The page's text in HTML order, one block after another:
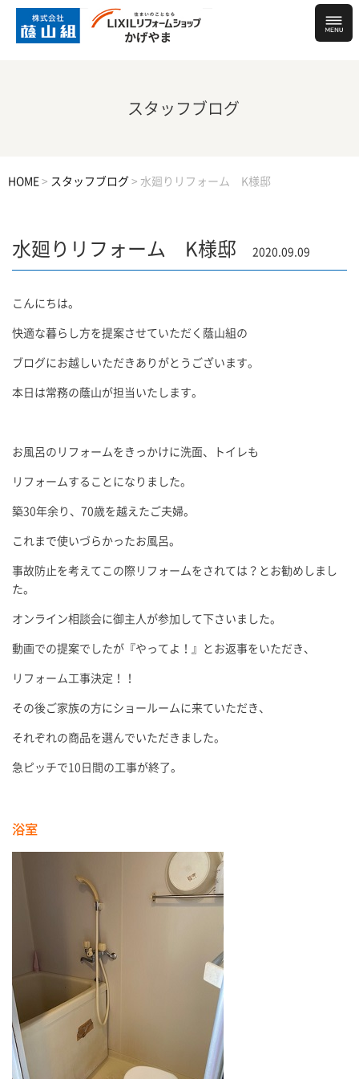
スタッフブログ
HOME > スタッフブログ > 水廻りリフォーム K様邸
水廻りリフォーム K様邸 2020.09.09
こんにちは。
快適な暮らし方を提案させていただく蔭山組の
ブログにお越しいただきありがとうございます。
本日は常務の蔭山が担当いたします。
お風呂のリフォームをきっかけに洗面、トイレも
リフォームすることになりました。
築30年余り、70歳を越えたご夫婦。
これまで使いづらかったお風呂。
事故防止を考えてこの際リフォームをされては？とお勧めしまし
た。
オンライン相談会に御主人が参加して下さいました。
動画での提案でしたが『やってよ！』とお返事をいただき、
リフォーム工事決定！！
その後ご家族の方にショールームに来ていただき、
それぞれの商品を選んでいただきました。
急ピッチで10日間の工事が終了。
浴室